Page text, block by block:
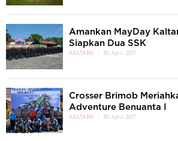
Amankan MayDay
Siapkan Dua SSK
KALTARA 30 April 2017
Crosser Brimob
Adventure Benuanta I
KALTARA 30 April 2017